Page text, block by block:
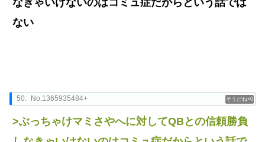
ない
0
50: No.1365935484+
>ぶっちゃけマミさやへに対してQBとの信頼勝負